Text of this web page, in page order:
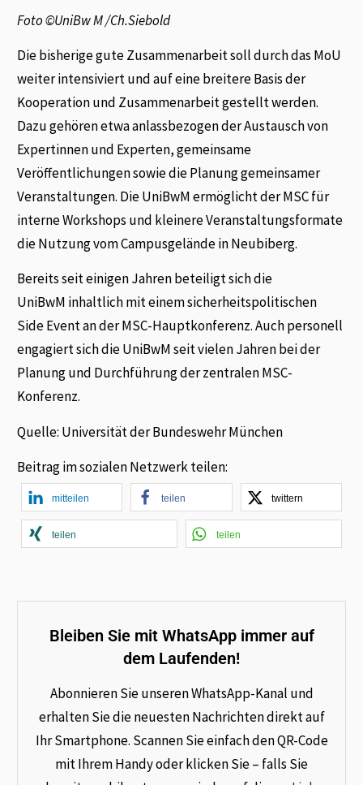
Foto ©UniBw M /Ch.Siebold
Die bisherige gute Zusammenarbeit soll durch das MoU
weiter intensiviert und auf eine breitere Basis der
Kooperation und Zusammenarbeit gestellt werden.
Dazu gehören etwa anlassbezogen der Austausch von
Expertinnen und Experten, gemeinsame
Veröffentlichungen sowie die Planung gemeinsamer
Veranstaltungen. Die UniBwM ermöglicht der MSC für
interne Workshops und kleinere Veranstaltungsformate
die Nutzung vom Campusgelände in Neubiberg.
Bereits seit einigen Jahren beteiligt sich die
UniBwM inhaltlich mit einem sicherheitspolitischen
Side Event an der MSC-Hauptkonferenz. Auch personell
engagiert sich die UniBwM seit vielen Jahren bei der
Planung und Durchführung der zentralen MSC-
Konferenz.
Quelle: Universität der Bundeswehr München
Beitrag im sozialen Netzwerk teilen:
mitteilen teilen twittern
teilen teilen
Bleiben Sie mit WhatsApp immer auf
dem Laufenden!
Abonnieren Sie unseren WhatsApp-Kanal und
erhalten Sie die neuesten Nachrichten direkt auf
Ihr Smartphone. Scannen Sie einfach den QR-Code
mit Ihrem Handy oder klicken Sie – falls Sie